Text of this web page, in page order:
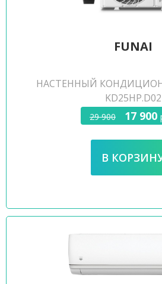
FUNAI
НАСТЕННЫЙ
KD25HP.D02
29 900 17 900